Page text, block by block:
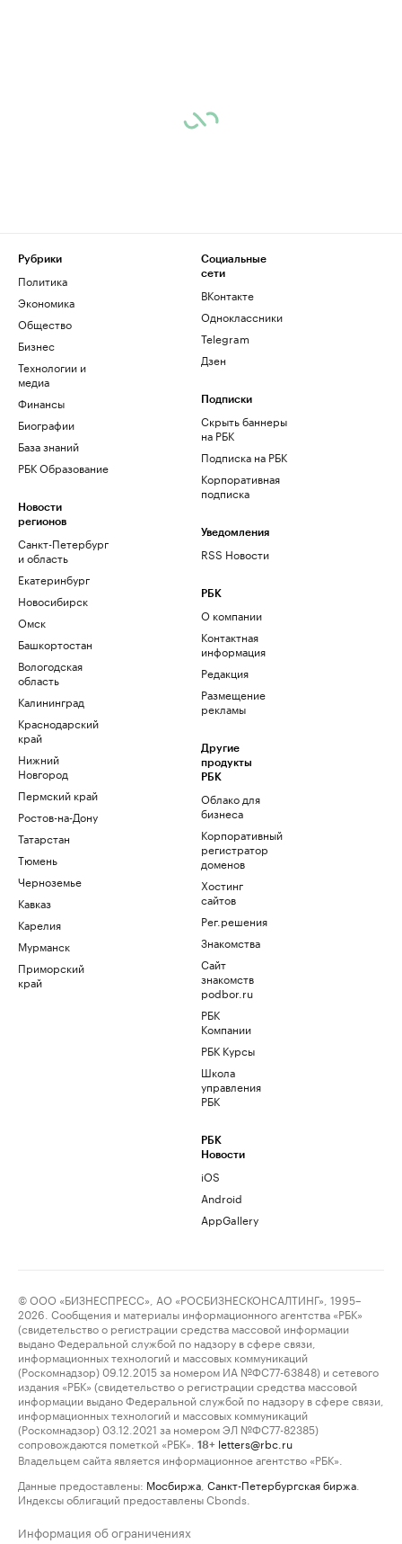
Рубрики
Политика
Экономика
Общество
Бизнес
Технологии и
медиа
Финансы
Биографии
База знаний
РБК Образование
Новости
регионов
Санкт-Петербург
и область
Екатеринбург
Новосибирск
Омск
Башкортостан
Вологодская
область
Калининград
Краснодарский
край
Нижний
Новгород
Пермский край
Ростов-на-Дону
Татарстан
Тюмень
Черноземье
Кавказ
Карелия
Мурманск
Приморский
край
Социальные
сети
ВКонтакте
Одноклассники
Telegram
Дзен
Подписки
Скрыть баннеры
на РБК
Подписка на РБК
Корпоративная
подписка
Уведомления
RSS Новости
РБК
О компании
Контактная
информация
Редакция
Размещение
рекламы
Другие
продукты
РБК
Облако для
бизнеса
Корпоративный
регистратор
доменов
Хостинг
сайтов
Рег.решения
Знакомства
Сайт
знакомств
podbor.ru
РБК
Компании
РБК Курсы
Школа
управления
РБК
РБК
Новости
iOS
Android
AppGallery
© ООО «БИЗНЕСПРЕСС», АО «РОСБИЗНЕСКОНСАЛТИНГ», 1995–
2026. Сообщения и материалы информационного агентства «РБК»
(свидетельство о регистрации средства массовой информации
выдано Федеральной службой по надзору в сфере связи,
информационных технологий и массовых коммуникаций
(Роскомнадзор) 09.12.2015 за номером ИА №ФС77-63848) и сетевого
издания «РБК» (свидетельство о регистрации средства массовой
информации выдано Федеральной службой по надзору в сфере связи,
информационных технологий и массовых коммуникаций
(Роскомнадзор) 03.12.2021 за номером ЭЛ №ФС77-82385)
сопровождаются пометкой «РБК».
18+ letters@rbc.ru
Владельцем сайта является информационное агентство «РБК».
Данные предоставлены: Мосбиржа Санкт-Петербургская биржа
Индексы облигаций предоставлены Cbonds.
Информация об ограничениях